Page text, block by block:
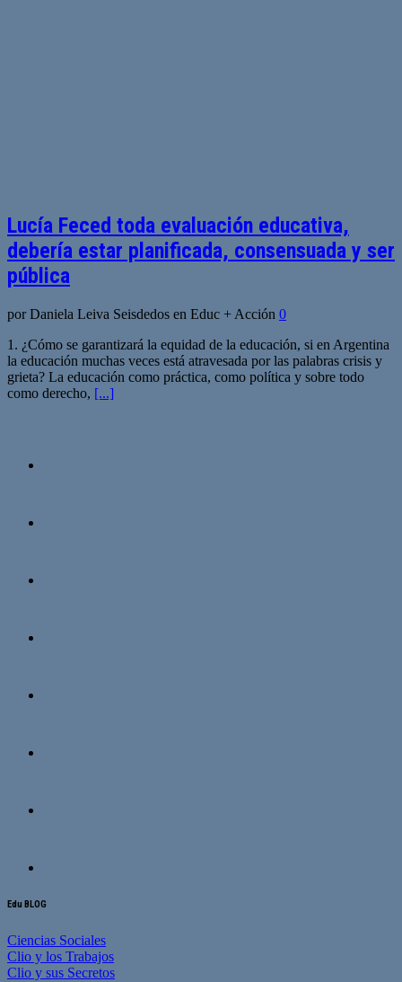
Lucía Feced toda evaluación educativa,
debería estar planificada, consensuada y ser
pública
por Daniela Leiva Seisdedos en Educ + Acción 0
1. ¿Cómo se garantizará la equidad de la educación, si en Argentina
la educación muchas veces está atravesada por las palabras crisis y
grieta? La educación como práctica, como política y sobre todo
como derecho, [...]
Edu BLOG
Ciencias Sociales
Clio y los Trabajos
Clio y sus Secretos